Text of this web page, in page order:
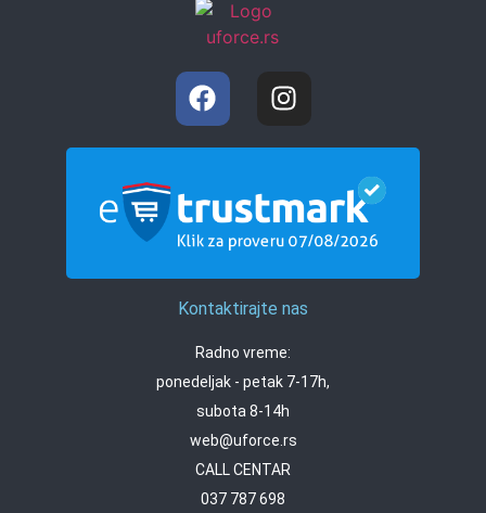
Kontaktirajte nas
Radno vreme:
ponedeljak - petak 7-17h,
subota 8-14h
web@uforce.rs
CALL CENTAR
037 787 698